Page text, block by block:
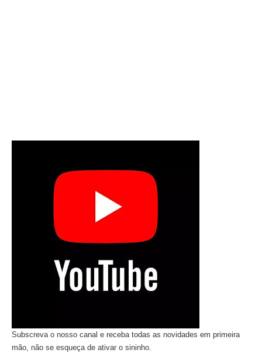
Subscreva o nosso canal e receba todas as novidades em primeira
mão, não se esqueça de ativar o sininho.